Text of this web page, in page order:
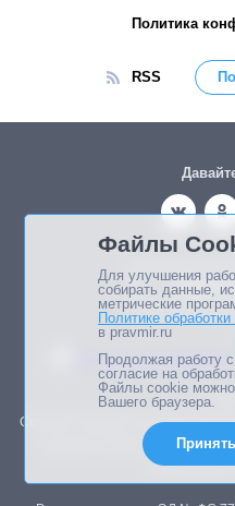
Политика
RSS
Памяти
©
Сетевое издание Правмир
надзору в сфере связи,
Файлы
Для улучшения
собирать данные,
метрические
Политике
в pravmir.ru
Продолжая работу
согласие на
Файлы cookie можно
Вашего браузера.